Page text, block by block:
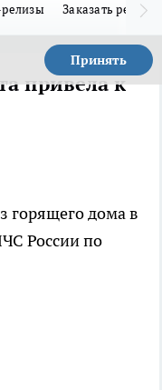
Заказать
Принять
привела к
горящего дома в
России по